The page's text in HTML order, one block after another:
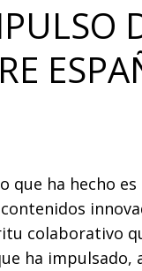
que ha hecho
colaborativo
ha impulsado,